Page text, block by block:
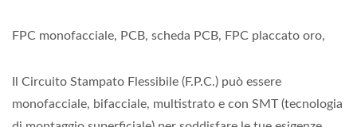
FPC monofacciale, PCB, scheda PCB, FPC placcato oro,
Il Circuito Stampato Flessibile (F.P.C.) può essere
monofacciale, bifacciale, multistrato e con SMT (tecnologia